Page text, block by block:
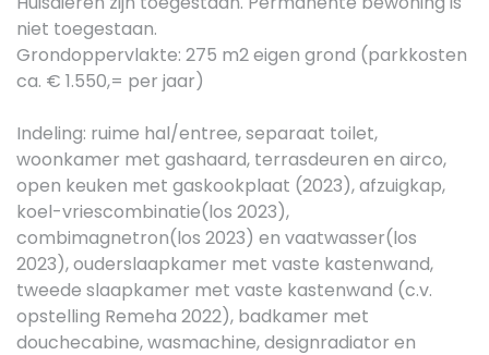
niet toegestaan.
Grondoppervlakte: 275 m2 eigen grond (parkkosten
ca. € 1.550,= per jaar)
Indeling: ruime hal/entree, separaat toilet,
woonkamer met gashaard, terrasdeuren en airco,
open keuken met gaskookplaat (2023), afzuigkap,
koel-vriescombinatie(los 2023),
combimagnetron(los 2023) en vaatwasser(los
2023), ouderslaapkamer met vaste kastenwand,
tweede slaapkamer met vaste kastenwand (c.v.
opstelling Remeha 2022), badkamer met
douchecabine, wasmachine, designradiator en